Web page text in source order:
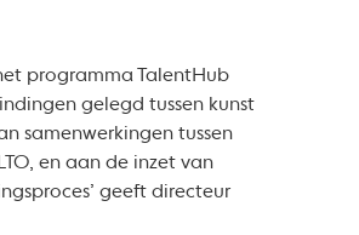
programma TalentHub
gelegd tussen kunst
samenwerkingen tussen
en aan de inzet van
geeft directeur